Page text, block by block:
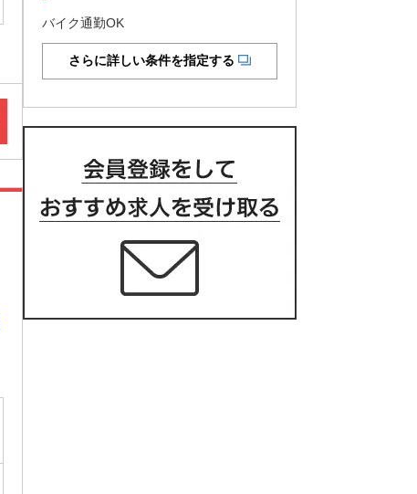
バイク通勤OK
さらに詳しい条件を指定する